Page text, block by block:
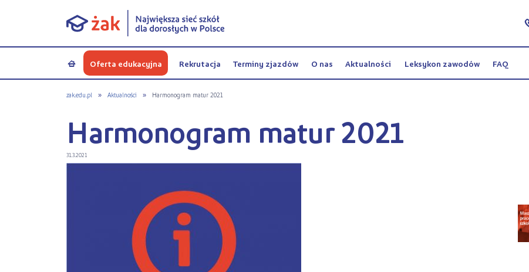
a Oferta edukacyjna Rekrutacja Terminy zjazdów O nas Aktualności Leksykon zawodów FAQ
zak.edu.pl » Aktualności » Harmonogram matur 2021
Harmonogram matur 2021
31.3.2021